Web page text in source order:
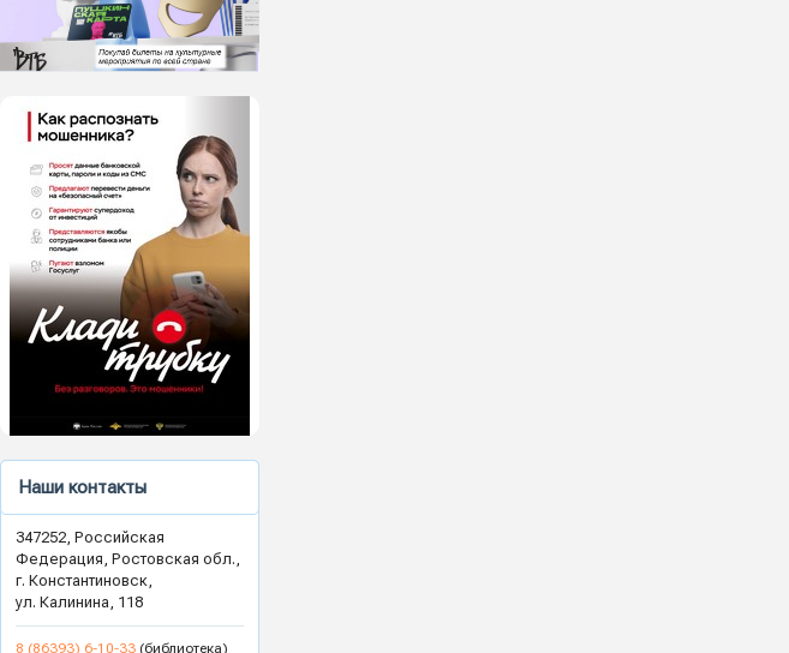
Наши контакты
347252, Российская
Федерация, Ростовская обл.,
г. Константиновск,
ул. Калинина, 118
8 (86393) 6-10-33 (библиотека)